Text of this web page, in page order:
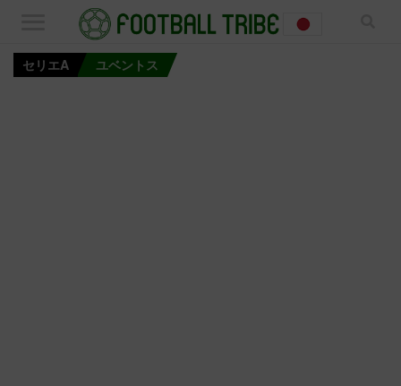
セリエA ユベントス